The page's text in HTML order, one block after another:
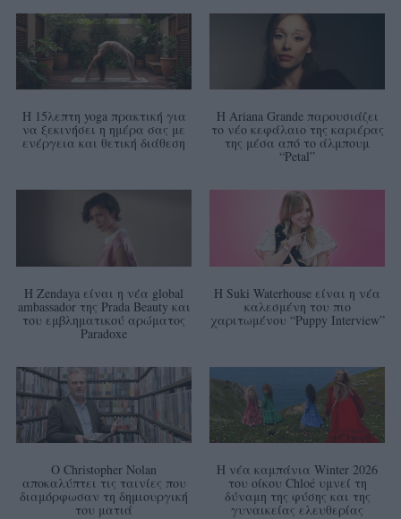
Η 15λεπτη yoga πρακτική για
να ξεκινήσει η ημέρα σας με
ενέργεια και θετική διάθεση
Η Ariana Grande παρουσιάζει
το νέο κεφάλαιο της καριέρας
της μέσα από το άλμπουμ
“Petal”
Η Zendaya είναι η νέα global
ambassador της Prada Beauty και
του εμβληματικού αρώματος
Paradoxe
Η Suki Waterhouse είναι η νέα
καλεσμένη του πιο
χαριτωμένου “Puppy Interview”
Ο Christopher Nolan
αποκαλύπτει τις ταινίες που
διαμόρφωσαν τη δημιουργική
του ματιά
Η νέα καμπάνια Winter 2026
του οίκου Chloé υμνεί τη
δύναμη της φύσης και της
γυναικείας ελευθερίας